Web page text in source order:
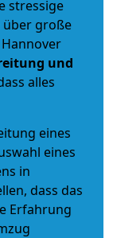
stressige
über große
und
alles
eines
eines
in
dass das
Erfahrung